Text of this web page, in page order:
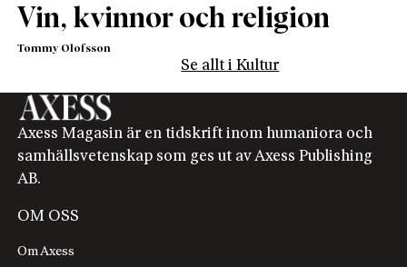
Vin, kvinnor och religion
Tommy Olofsson
Se allt i Kultur
Axess Magasin är en tidskrift inom humaniora och
samhällsvetenskap som ges ut av Axess Publishing
AB.
OM OSS
Om Axess